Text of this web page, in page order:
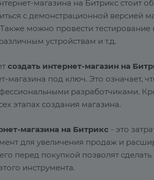
магазина на Битрикс стоит
с демонстрационной версией
можно провести
устройствам и т.д.
создать интернет-магазин на
магазина под ключ. Это означает,
разработчиками.
этапах создания магазина.
магазина на Битрикс - это
для увеличения продаж и
перед покупкой позволят
инструмента.